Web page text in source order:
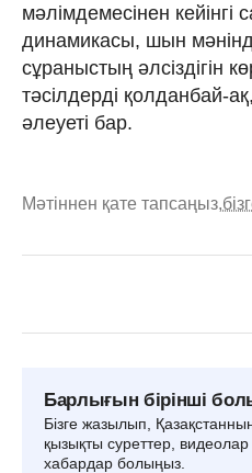
мәлімдемесінен кейінгі
динамикасы, шын
сұраныстың әлсіздігін
тәсілдерді қолданбай-
әлеуеті бар.
Мәтіннен қате тапсаңыз,
Барлығын бірінші
Бізге жазылып,
қызықты суреттер,
хабардар болыңыз.